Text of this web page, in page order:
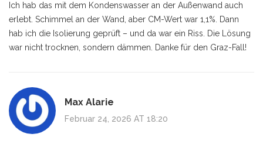
Ich hab das mit dem Kondenswasser an der Außenwand auch
erlebt. Schimmel an der Wand, aber CM-Wert war 1,1%. Dann
hab ich die Isolierung geprüft – und da war ein Riss. Die Lösung
war nicht trocknen, sondern dämmen. Danke für den Graz-Fall!
Max Alarie
Februar 24, 2026 AT 18:20